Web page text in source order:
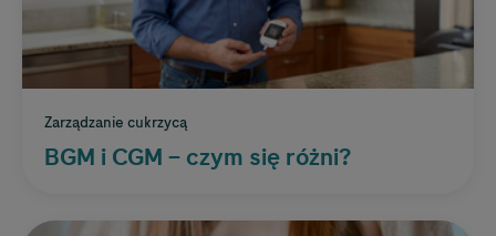
Zarządzanie cukrzycą
BGM i CGM – czym się różni?